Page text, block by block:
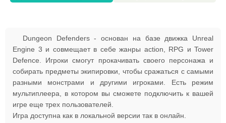
Dungeon Defenders - основан на базе движка Unreal
Engine 3 и совмещает в себе жанры action, RPG и Tower
Defence. Игроки смогут прокачивать своего персонажа и
собирать предметы экипировки, чтобы сражаться с самыми
разными монстрами и другими игроками. Есть режим
мультиплеера, в котором вы сможете подключить к вашей
игре еще трех пользователей.
Игра доступна как в локальной версии так в онлайн.